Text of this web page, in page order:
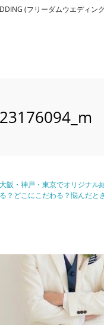
(フリーダムウエディ
23176094_m
大阪・神戸・東京でオリジナル
る？どこにこだわる？悩んだと